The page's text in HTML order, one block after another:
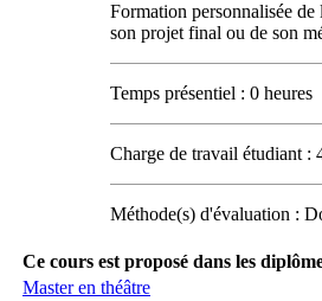
Formation personnalisée
son projet final ou de son
Temps présentiel : 0 heures
Charge de travail étudiant :
Méthode(s) d'évaluation :
Ce cours est proposé dans les
Master en théâtre